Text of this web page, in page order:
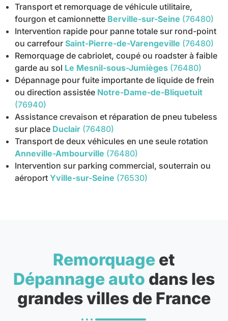
Transport et remorquage de véhicule utilitaire,
fourgon et camionnette Berville-sur-Seine (76480)
Intervention rapide pour panne totale sur rond-point
ou carrefour Saint-Pierre-de-Varengeville (76480)
Remorquage de cabriolet, coupé ou roadster à faible
garde au sol Le Mesnil-sous-Jumièges (76480)
Dépannage pour fuite importante de liquide de frein
ou direction assistée Notre-Dame-de-Bliquetuit
(76940)
Assistance crevaison et réparation de pneu tubeless
sur place Duclair (76480)
Transport de deux véhicules en une seule rotation
Anneville-Ambourville (76480)
Intervention sur parking commercial, souterrain ou
aéroport Yville-sur-Seine (76530)
Remorquage et
Dépannage auto dans les
grandes villes de France